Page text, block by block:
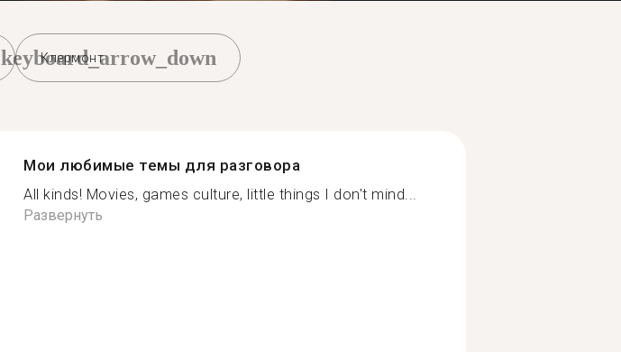
Клермонт
keyboard_arrow_down
Мои любимые темы для разговора
All kinds! Movies, games culture, little things I don't mind...
Развернуть